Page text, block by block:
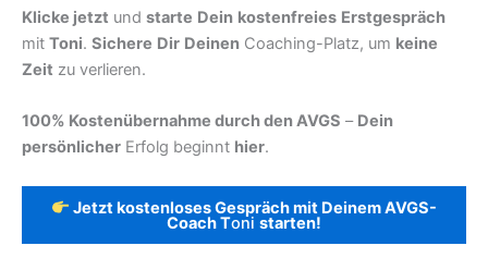
Klicke jetzt und starte Dein kostenfreies Erstgespräch
mit Toni. Sichere Dir Deinen Coaching-Platz, um keine
Zeit zu verlieren.
100% Kostenübernahme durch den AVGS – Dein
persönlicher Erfolg beginnt hier.
Jetzt kostenloses Gespräch mit Deinem AVGS-
Coach Toni starten!